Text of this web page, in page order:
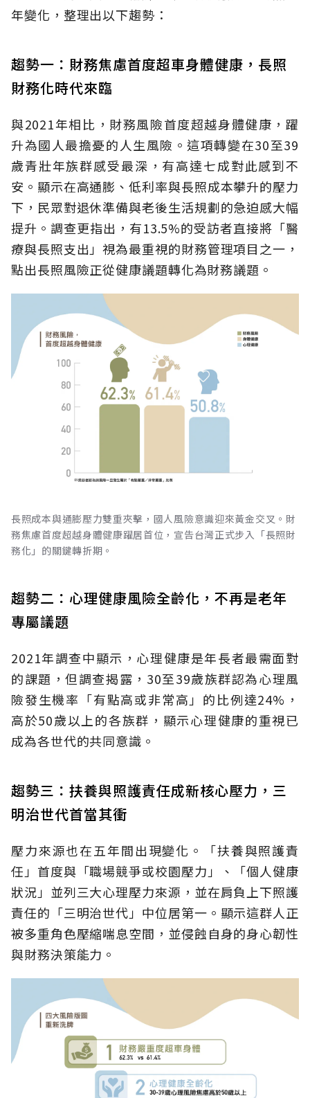
年變化，整理出以下趨勢：
趨勢一：財務焦慮首度超車身體健康，長照
財務化時代來臨
與2021年相比，財務風險首度超越身體健康，躍
升為國人最擔憂的人生風險。這項轉變在30至39
歲青壯年族群感受最深，有高達七成對此感到不
安。顯示在高通膨、低利率與長照成本攀升的壓力
下，民眾對退休準備與老後生活規劃的急迫感大幅
提升。調查更指出，有13.5%的受訪者直接將「醫
療與長照支出」視為最重視的財務管理項目之一，
點出長照風險正從健康議題轉化為財務議題。
長照成本與通膨壓力雙重夾擊，國人風險意識迎來黃金交叉。財
務焦慮首度超越身體健康躍居首位，宣告台灣正式步入「長照財
務化」的關鍵轉折期。
趨勢二：心理健康風險全齡化，不再是老年
專屬議題
2021年調查中顯示，心理健康是年長者最需面對
的課題，但調查揭露，30至39歲族群認為心理風
險發生機率「有點高或非常高」的比例達24%，
高於50歲以上的各族群，顯示心理健康的重視已
成為各世代的共同意識。
趨勢三：扶養與照護責任成新核心壓力，三
明治世代首當其衝
壓力來源也在五年間出現變化。「扶養與照護責
任」首度與「職場競爭或校園壓力」、「個人健康
狀況」並列三大心理壓力來源，並在肩負上下照護
責任的「三明治世代」中位居第一。顯示這群人正
被多重角色壓縮喘息空間，並侵蝕自身的身心韌性
與財務決策能力。